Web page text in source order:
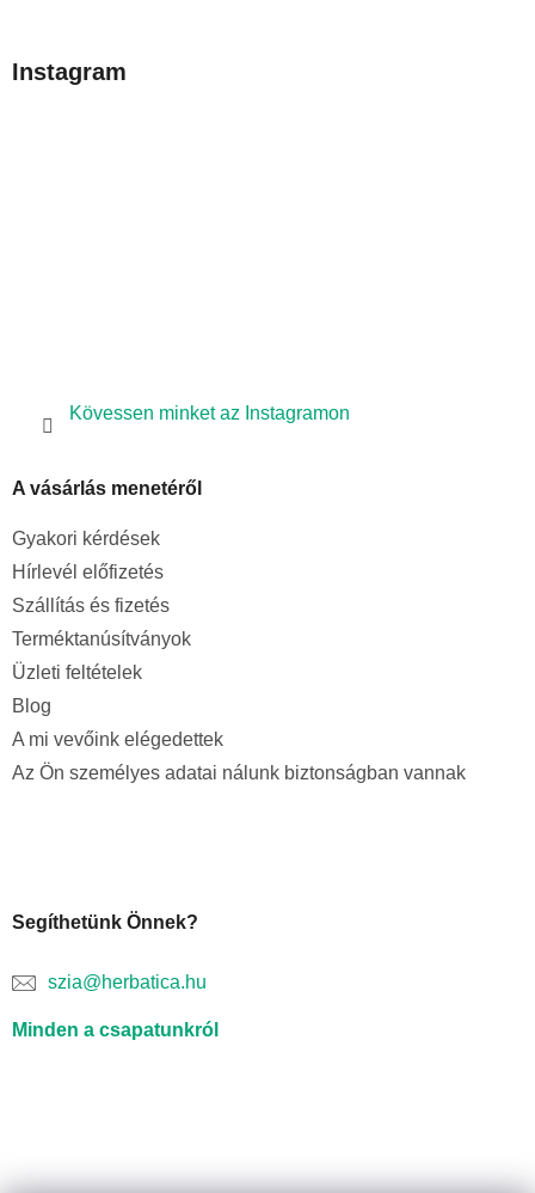
bInstagram
Kövessen minket az Instagramon
A vásárlás menetéről
Gyakori kérdések
Hírlevél előfizetés
Szállítás és fizetés
Terméktanúsítványok
Üzleti feltételek
Blog
A mi vevőink elégedettek
Az Ön személyes adatai nálunk biztonságban vannak
Segíthetünk Önnek?
szia@herbatica.hu
Minden a csapatunkról